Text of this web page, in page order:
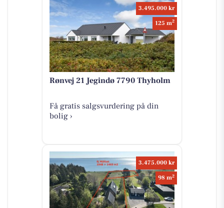
3.495.000 kr
125 m2
Rønvej 21 Jegindø 7790 Thyholm
Få gratis salgsvurdering på din
bolig ›
3.475.000 kr
98 m2